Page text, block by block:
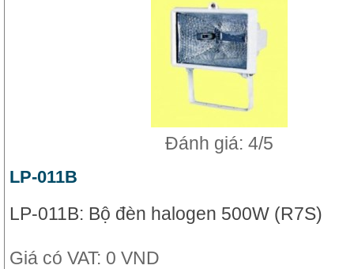
Đánh giá: 4/5
LP-011B
LP-011B: Bộ đèn halogen 500W (R7S)
Giá có VAT: 0 VND